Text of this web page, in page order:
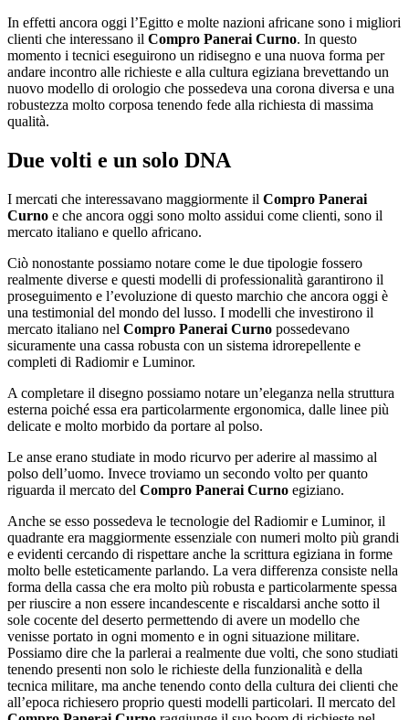
In effetti ancora oggi l’Egitto e molte nazioni africane sono i migliori
clienti che interessano il Compro Panerai Curno. In questo
momento i tecnici eseguirono un ridisegno e una nuova forma per
andare incontro alle richieste e alla cultura egiziana brevettando un
nuovo modello di orologio che possedeva una corona diversa e una
robustezza molto corposa tenendo fede alla richiesta di massima
qualità.
Due volti e un solo DNA
I mercati che interessavano maggiormente il Compro Panerai
Curno e che ancora oggi sono molto assidui come clienti, sono il
mercato italiano e quello africano.
Ciò nonostante possiamo notare come le due tipologie fossero
realmente diverse e questi modelli di professionalità garantirono il
proseguimento e l’evoluzione di questo marchio che ancora oggi è
una testimonial del mondo del lusso. I modelli che investirono il
mercato italiano nel Compro Panerai Curno possedevano
sicuramente una cassa robusta con un sistema idrorepellente e
completi di Radiomir e Luminor.
A completare il disegno possiamo notare un’eleganza nella struttura
esterna poiché essa era particolarmente ergonomica, dalle linee più
delicate e molto morbido da portare al polso.
Le anse erano studiate in modo ricurvo per aderire al massimo al
polso dell’uomo. Invece troviamo un secondo volto per quanto
riguarda il mercato del Compro Panerai Curno egiziano.
Anche se esso possedeva le tecnologie del Radiomir e Luminor, il
quadrante era maggiormente essenziale con numeri molto più grandi
e evidenti cercando di rispettare anche la scrittura egiziana in forme
molto belle esteticamente parlando. La vera differenza consiste nella
forma della cassa che era molto più robusta e particolarmente spessa
per riuscire a non essere incandescente e riscaldarsi anche sotto il
sole cocente del deserto permettendo di avere un modello che
venisse portato in ogni momento e in ogni situazione militare.
Possiamo dire che la parlerai a realmente due volti, che sono studiati
tenendo presenti non solo le richieste della funzionalità e della
tecnica militare, ma anche tenendo conto della cultura dei clienti che
all’epoca richiesero proprio questi modelli particolari. Il mercato del